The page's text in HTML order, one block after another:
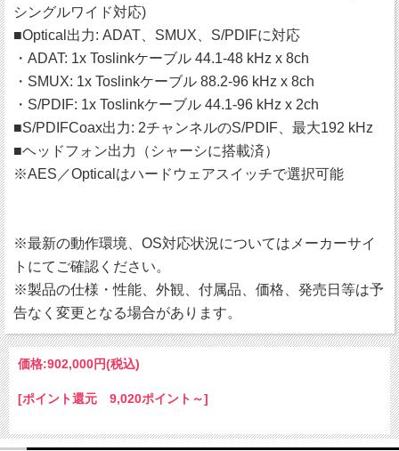
シングルワイド対応)
■Optical出力: ADAT、SMUX、S/PDIFに対応
・ADAT: 1x Toslinkケーブル 44.1-48 kHz x 8ch
・SMUX: 1x Toslinkケーブル 88.2-96 kHz x 8ch
・S/PDIF: 1x Toslinkケーブル 44.1-96 kHz x 2ch
■S/PDIFCoax出力: 2チャンネルのS/PDIF、最大192 kHz
■ヘッドフォン出力（シャーシに搭載済）
※AES／Opticalはハードウェアスイッチで選択可能
※最新の動作環境、OS対応状況についてはメーカーサイ
トにてご確認ください。
※製品の仕様・性能、外観、付属品、価格、発売日等は予
告なく変更となる場合があります。
価格:902,000円(税込)
[ポイント還元 9,020ポイント～]